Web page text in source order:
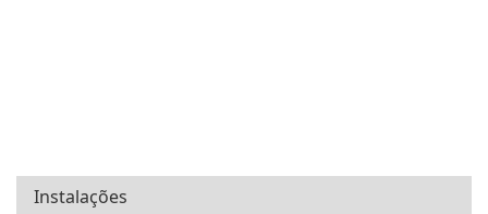
Instalações